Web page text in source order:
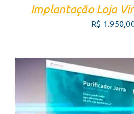
Implantação Loja
R$